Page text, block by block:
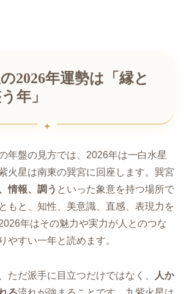
2026年運勢は「縁と
年」
年盤の見方では、2026年は一白水星
火星は南東の巽宮に回座します。巽宮
情報、調う といった象意を持つ場所で
もと、知性、美意識、直感、表現力を
年はその魅力や実力が人とのつな
やすい一年と読めます。
ただ派手に目立つだけではなく、
人か